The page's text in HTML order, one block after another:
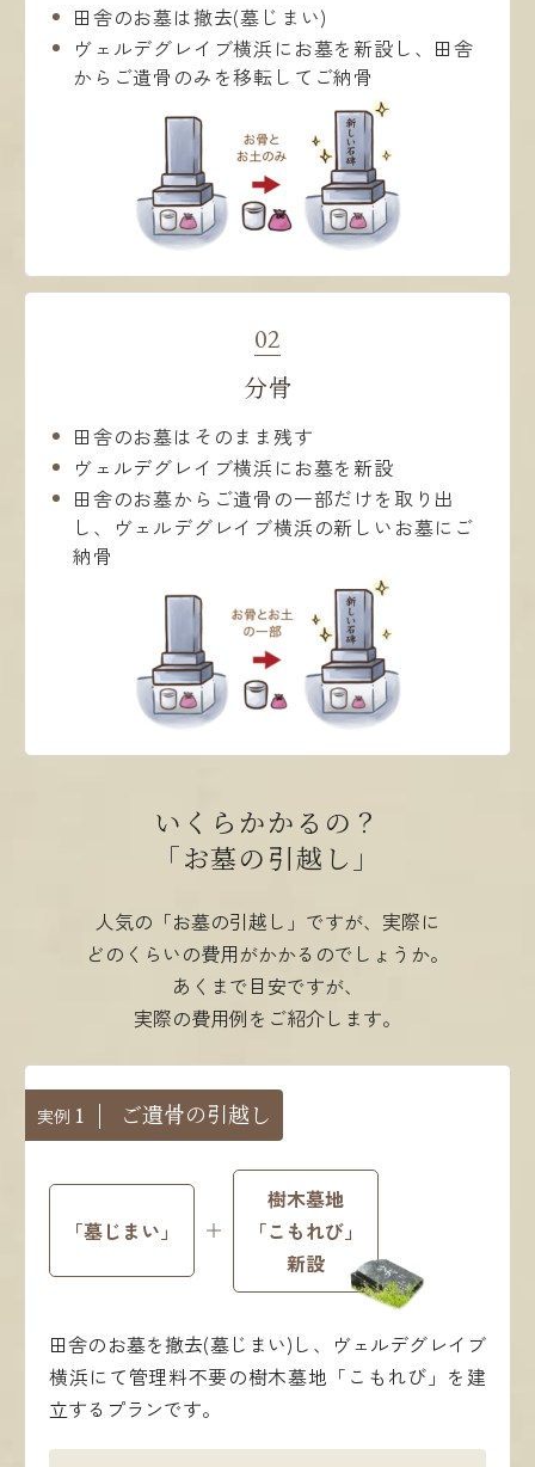
田舎のお墓は撤去(墓じまい)
ヴェルデグレイブ横浜にお墓を新設し、田舎
からご遺骨のみを移転してご納骨
02
分骨
田舎のお墓はそのまま残す
ヴェルデグレイブ横浜にお墓を新設
田舎のお墓からご遺骨の一部だけを取り出
し、ヴェルデグレイブ横浜の新しいお墓にご
納骨
いくらかかるの？
｢お墓の引越し｣
人気の「お墓の引越し」ですが、実際に
どのくらいの費用がかかるのでしょうか。
あくまで目安ですが、
実際の費用例をご紹介します。
実例 1 ご遺骨の引越し
「墓じまい」
樹木墓地
「こもれび」
新設
田舎のお墓を撤去(墓じまい)し、ヴェルデグレイブ
横浜にて管理料不要の樹木墓地「こもれび」を建
立するプランです。